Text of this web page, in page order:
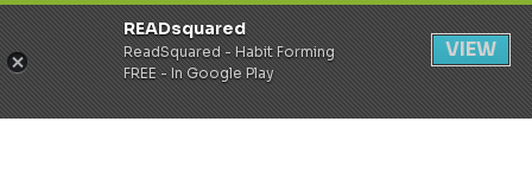
Register Login
READsquared
ReadSquared - Habit Forming
FREE - In Google Play
VIEW